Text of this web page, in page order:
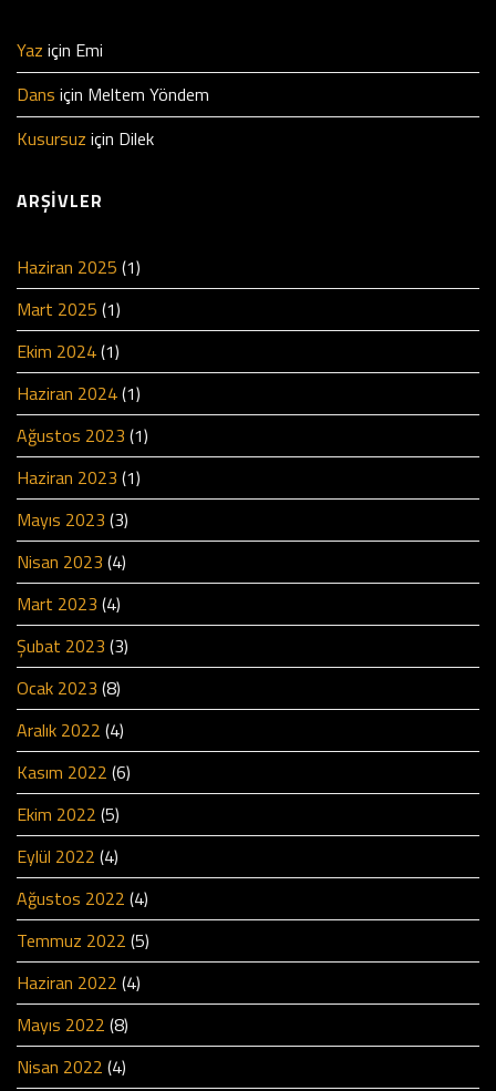
Yaz için Emi
Dans için Meltem Yöndem
Kusursuz için Dilek
ARŞIVLER
Haziran 2025 (1)
Mart 2025 (1)
Ekim 2024(1)
Haziran 2024(1)
Ağustos 2023 (1)
Haziran 2023 (1)
Mayıs 2023 (3)
Nisan 2023 (4)
Mart 2023 (4)
Şubat 2023 (3)
Ocak 2023 (8)
Aralık 2022 (4)
Kasım 2022 (6)
Ekim 2022 (5)
Eylül 2022 (4)
Ağustos 2022 (4)
Temmuz 2022 (5)
Haziran 2022 (4)
Mayıs 2022 (8)
Nisan 2022 (4)